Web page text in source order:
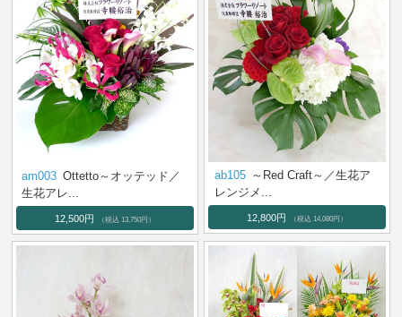
am003 Ottetto～オッテッド／
生花アレ...
12,500円 （税込 13,750円）
ab105 ～Red Craft～／生花ア
レンジメ...
12,800円 （税込 14,080円）